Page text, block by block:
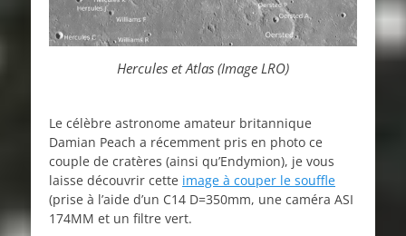
Hercules et Atlas (Image LRO)
Le célèbre astronome amateur britannique
Damian Peach a récemment pris en photo ce
couple de cratères (ainsi qu’Endymion), je vous
laisse découvrir cette image à couper le souffle
(prise à l’aide d’un C14 D=350mm, une caméra ASI
174MM et un filtre vert.